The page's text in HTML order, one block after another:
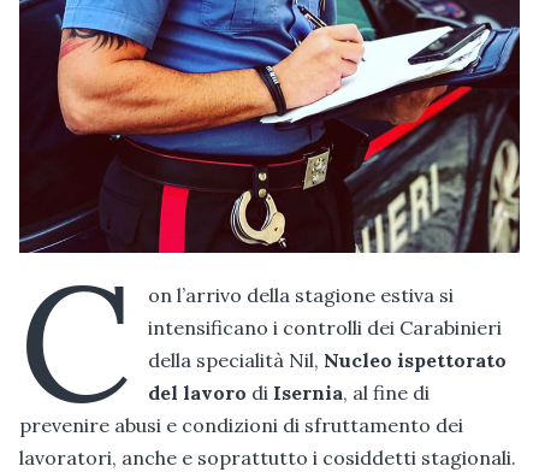
C
on l’arrivo della stagione estiva si
intensificano i controlli dei Carabinieri
della specialità Nil, Nucleo ispettorato
del lavoro di Isernia, al fine di
prevenire abusi e condizioni di sfruttamento dei
lavoratori, anche e soprattutto i cosiddetti stagionali.